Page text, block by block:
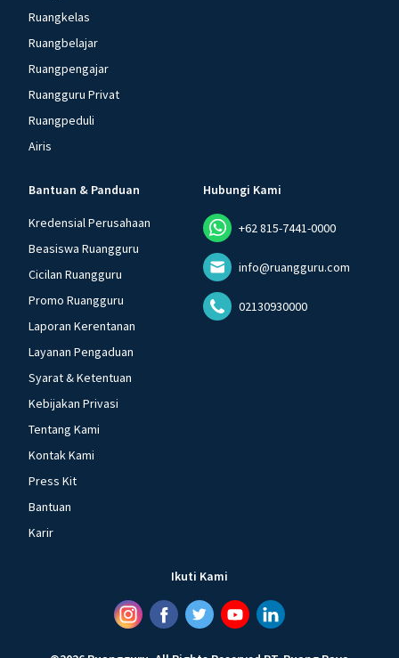
Ruangkelas
Ruangbelajar
Ruangpengajar
Ruangguru Privat
Ruangpeduli
Airis
Bantuan & Panduan
Kredensial Perusahaan
Beasiswa Ruangguru
Cicilan Ruangguru
Promo Ruangguru
Laporan Kerentanan
Layanan Pengaduan
Syarat & Ketentuan
Kebijakan Privasi
Tentang Kami
Kontak Kami
Press Kit
Bantuan
Karir
Hubungi Kami
+62 815-7441-0000
info@ruangguru.com
02130930000
Ikuti Kami